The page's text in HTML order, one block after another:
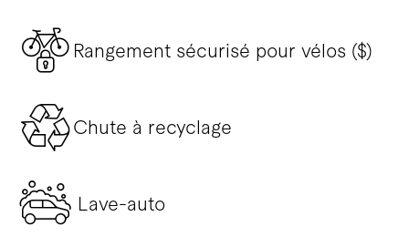
Rangement sécurisé pour vélos ($)
Chute à recyclage
Lave-auto